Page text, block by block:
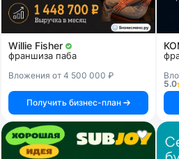
Willie Fisher
франшиза паба
Вложения от 4 500 000 ₽
Получить бизнес-план
5.0